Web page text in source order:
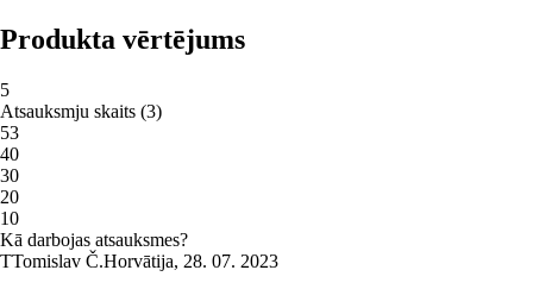
Produkta vērtējums
5
Atsauksmju skaits (3)
53
40
30
20
10
Kā darbojas atsauksmes?
TTomislav Č.Horvātija, 28. 07. 2023